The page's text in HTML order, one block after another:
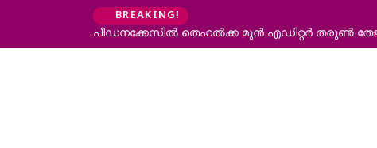
BREAKING!
പീഡനക്കേസില്‍ തെഹല്‍ക്ക മുന്‍ എഡിറ്റര്‍ തരുണ്‍